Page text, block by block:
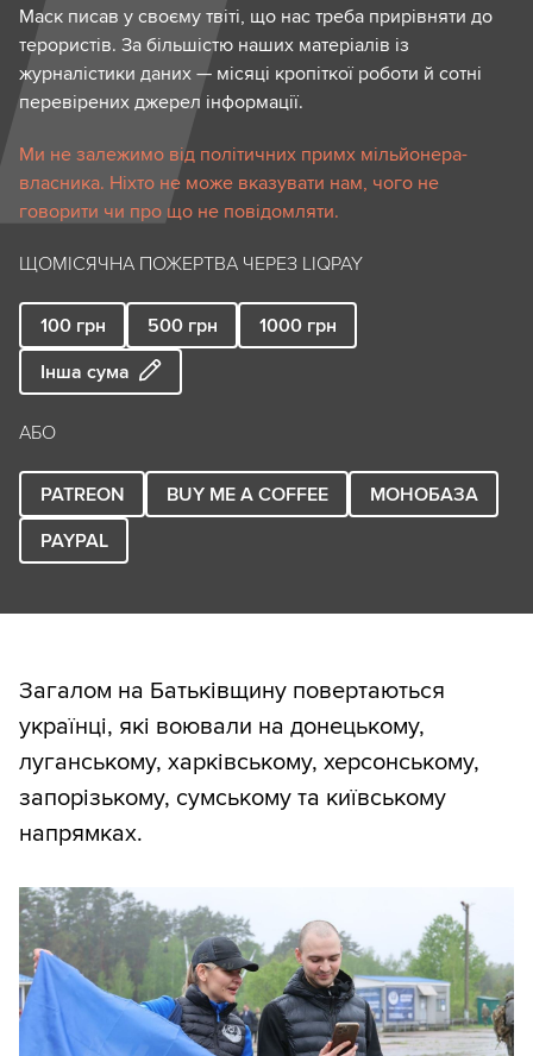
Маск писав у своєму твіті, що нас треба прирівняти до
терористів. За більшістю наших матеріалів із
журналістики даних — місяці кропіткої роботи й сотні
перевірених джерел інформації.
Ми не залежимо від політичних примх мільйонера-
власника. Ніхто не може вказувати нам, чого не
говорити чи про що не повідомляти.
ЩОМІСЯЧНА ПОЖЕРТВА ЧЕРЕЗ LIQPAY
100 грн 500 грн 1000 грн
Інша сума
АБО
PATREON BUY ME A COFFEE
МОНОБАЗА
PAYPAL
Загалом на Батьківщину повертаються
українці, які воювали на донецькому,
луганському, харківському, херсонському,
запорізькому, сумському та київському
напрямках.